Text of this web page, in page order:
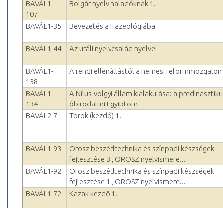
BAVÁL1-
107
Bolgár nyelv haladóknak 1.
BAVÁL1-35 Bevezetés a frazeológiába
BAVÁL1-44 Az uráli nyelvcsalád nyelvei
BAVÁL1-
138
A rendi ellenállástól a nemesi
BAVÁL1-
134
A Nílus-völgyi állam kialakulása: a
óbirodalmi Egyiptom
BAVÁL2-7
Török (kezdő) 1.
BAVÁL1-93
Orosz beszédtechnika és színpadi készségek
fejlesztése 3., OROSZ nyelvismere...
BAVÁL1-92
Orosz beszédtechnika és színpadi készségek
fejlesztése 1., OROSZ nyelvismere...
BAVÁL1-72
Kazak kezdő 1.